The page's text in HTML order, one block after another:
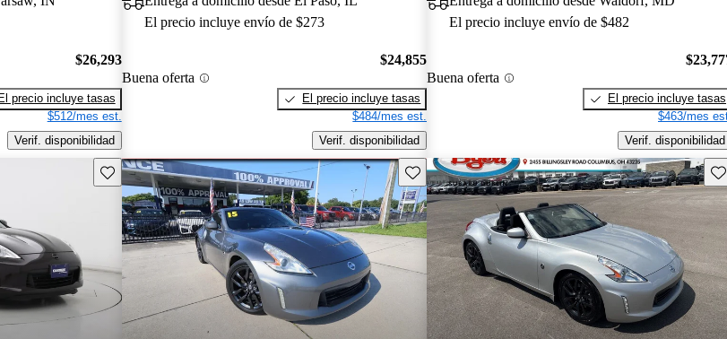
$26,293
El precio incluye tasas
$512/mes est.
Verif. disponibilidad
El precio incluye envío de $273
Buena oferta
$24,855
El precio incluye tasas
$484/mes est.
Verif. disponibilidad
El precio incluye envío de $482
Buena oferta
El precio incluye tasas
$463/mes
Verif. disponibilidad
Guarda este Aviso Guarda este Aviso